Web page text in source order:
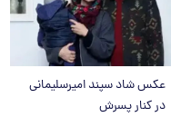
عکس شاد سپند امیرسلیمانی
در کنار پسرش